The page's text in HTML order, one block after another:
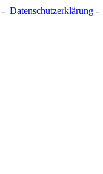
- Datenschutzerklärung -